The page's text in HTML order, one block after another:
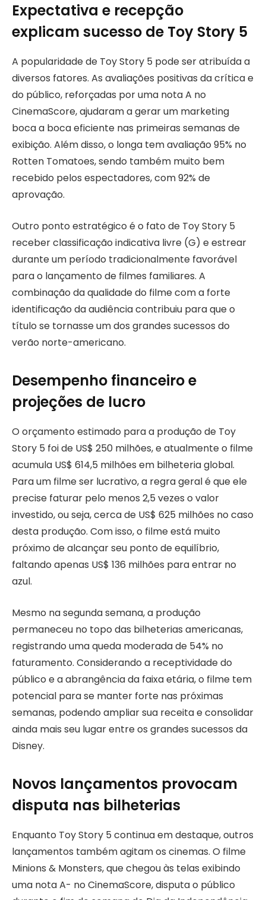
Expectativa e recepção
explicam sucesso de Toy Story 5
A popularidade de Toy Story 5 pode ser atribuída a
diversos fatores. As avaliações positivas da crítica e
do público, reforçadas por uma nota A no
CinemaScore, ajudaram a gerar um marketing
boca a boca eficiente nas primeiras semanas de
exibição. Além disso, o longa tem avaliação 95% no
Rotten Tomatoes, sendo também muito bem
recebido pelos espectadores, com 92% de
aprovação.
Outro ponto estratégico é o fato de Toy Story 5
receber classificação indicativa livre (G) e estrear
durante um período tradicionalmente favorável
para o lançamento de filmes familiares. A
combinação da qualidade do filme com a forte
identificação da audiência contribuiu para que o
título se tornasse um dos grandes sucessos do
verão norte-americano.
Desempenho financeiro e
projeções de lucro
O orçamento estimado para a produção de Toy
Story 5 foi de US$ 250 milhões, e atualmente o filme
acumula US$ 614,5 milhões em bilheteria global.
Para um filme ser lucrativo, a regra geral é que ele
precise faturar pelo menos 2,5 vezes o valor
investido, ou seja, cerca de US$ 625 milhões no caso
desta produção. Com isso, o filme está muito
próximo de alcançar seu ponto de equilíbrio,
faltando apenas US$ 136 milhões para entrar no
azul.
Mesmo na segunda semana, a produção
permaneceu no topo das bilheterias americanas,
registrando uma queda moderada de 54% no
faturamento. Considerando a receptividade do
público e a abrangência da faixa etária, o filme tem
potencial para se manter forte nas próximas
semanas, podendo ampliar sua receita e consolidar
ainda mais seu lugar entre os grandes sucessos da
Disney.
Novos lançamentos provocam
disputa nas bilheterias
Enquanto Toy Story 5 continua em destaque, outros
lançamentos também agitam os cinemas. O filme
Minions & Monsters, que chegou às telas exibindo
uma nota A- no CinemaScore, disputa o público